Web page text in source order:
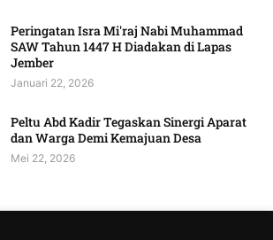
Peringatan Isra Mi'raj Nabi Muhammad
SAW Tahun 1447 H Diadakan di Lapas
Jember
Januari 22, 2026
Peltu Abd Kadir Tegaskan Sinergi Aparat
dan Warga Demi Kemajuan Desa
Mei 22, 2026